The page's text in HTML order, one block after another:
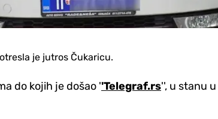
je jutros Čukaricu.
do kojih je došao ''Telegraf.rs'', u stanu